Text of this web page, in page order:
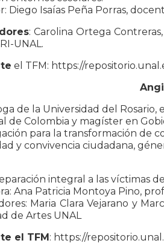
Diego Isaías Peña Porras,
: Carolina Ortega
UNAL.
el TFM: https://
de la Universidad del Rosario,
de Colombia y magíster en
para la transformación de
y convivencia ciudadana,
integral a las víctimas
Ana Patricia Montoya Pino,
Maria Clara Vejarano y
de Artes UNAL
el TFM : https://